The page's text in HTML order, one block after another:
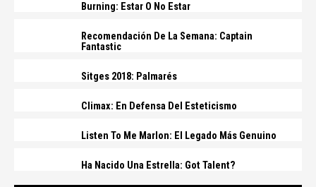
Burning: Estar O No Estar
Recomendación De La Semana: Captain
Fantastic
Sitges 2018: Palmarés
Climax: En Defensa Del Esteticismo
Listen To Me Marlon: El Legado Más Genuino
Ha Nacido Una Estrella: Got Talent?